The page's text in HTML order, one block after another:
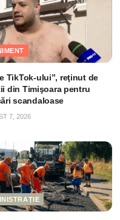
TikTok-ului”, reţinut de
din Timişoara pentru
scandaloase
7, 2026